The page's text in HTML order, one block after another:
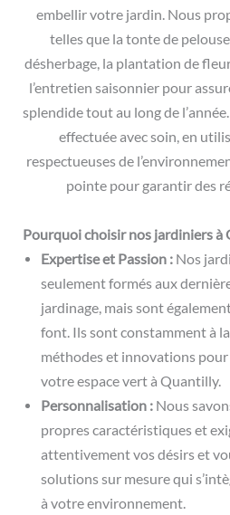
embellir votre jardin. Nous
telles que la tonte de
désherbage, la plantation de
l’entretien saisonnier pour
splendide tout au long de
effectuée avec soin, en
respectueuses de
pointe pour garantir des
Pourquoi choisir nos jardiniers à
Expertise et Passion : Nos
seulement formés aux
jardinage, mais sont
font. Ils sont constamment à
méthodes et innovations
votre espace vert à Quantilly.
Personnalisation : Nous
propres caractéristiques et
attentivement vos désirs et
solutions sur mesure qui
à votre environnement.